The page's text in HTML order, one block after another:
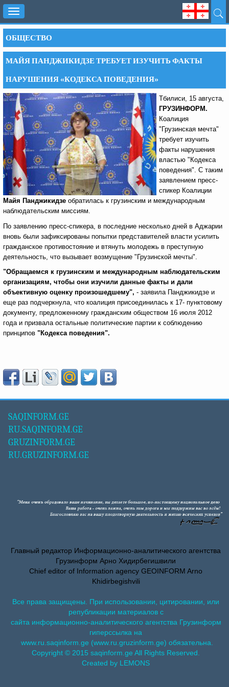
Toggle
navigation
ОБЩЕСТВО
МАЙЯ ПАНДЖИКИДЗЕ ТРЕБУЕТ ИЗУЧИТЬ ФАКТЫ
НАРУШЕНИЯ «КОДЕКСА ПОВЕДЕНИЯ»
Тбилиси, 15 августа,
ГРУЗИНФОРМ.
Коалиция
"Грузинская мечта"
требует изучить
факты нарушения
властью "Кодекса
поведения". С таким
заявлением пресс-
спикер Коалиции
Майя Панджикидзе обратилась к грузинским и международным
наблюдательским миссиям.
По заявлению пресс-спикера, в последние несколько дней в Аджарии
вновь были зафиксированы попытки представителей власти усилить
гражданское противостояние и втянуть молодежь в преступную
деятельность, что вызывает возмущение "Грузинской мечты".
"Обращаемся к грузинским и международным наблюдательским
организациям, чтобы они изучили данные факты и дали
объективную оценку произошедшему", - заявила Панджикидзе и
еще раз подчеркнула, что коалиция присоединилась к 17- пунктовому
документу, предложенному гражданским обществом 16 июля 2012
года и призвала остальные политические партии к соблюдению
принципов "Кодекса поведения".
SAQINFORM.GE
RU.SAQINFORM.GE
GRUZINFORM.GE
RU.GRUZINFORM.GE
Главный редактор Информационно-аналитического агентства
Грузинформ Арно Хидирбегишвили
Chief editor of Information agency GEOINFORM Arno
Khidirbegishvili
Все права защищены. При использовании, цитировании, или
републикации материалов с
сайта информационно-аналитического агентства Грузинформ
гиперссылка на
www.ru.saqinform.ge (www.ru.gruzinform.ge) обязательна.
Copyright © 2015 saqinform.ge All Rights Reserved.
Created by LEMONS